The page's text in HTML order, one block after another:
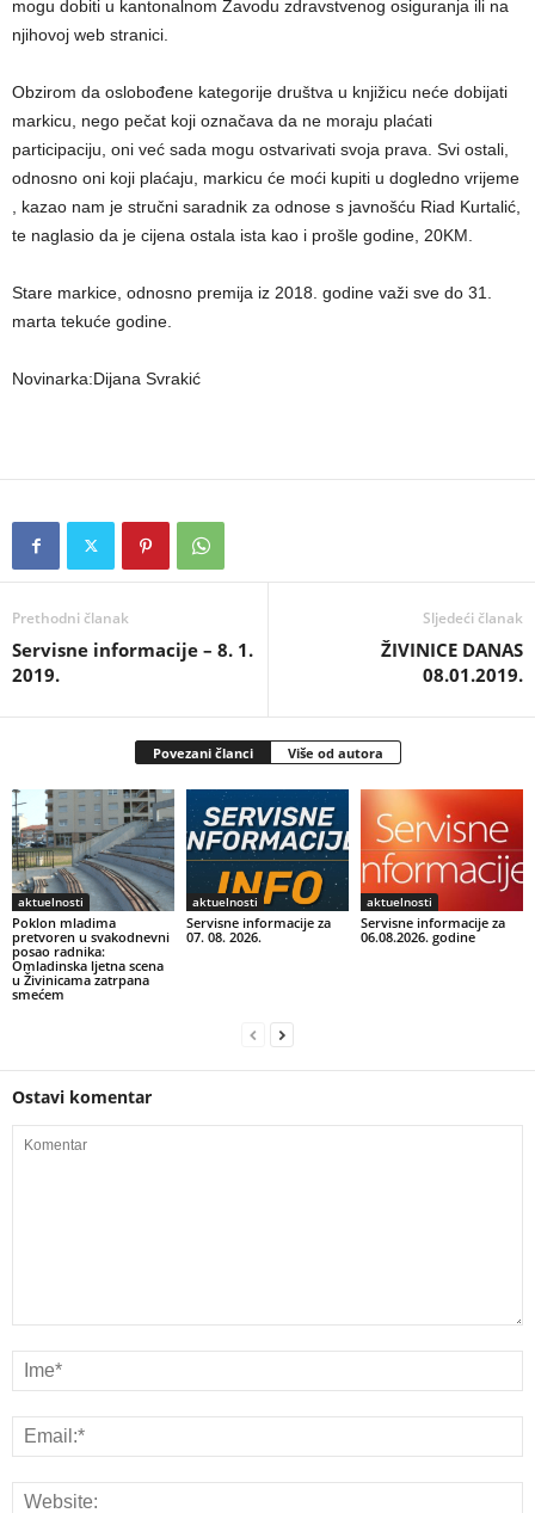
mogu dobiti u kantonalnom Zavodu zdravstvenog osiguranja ili na
njihovoj web stranici.
Obzirom da oslobođene kategorije društva u knjižicu neće dobijati
markicu, nego pečat koji označava da ne moraju plaćati
participaciju, oni već sada mogu ostvarivati svoja prava. Svi ostali,
odnosno oni koji plaćaju, markicu će moći kupiti u dogledno vrijeme
, kazao nam je stručni saradnik za odnose s javnošću Riad Kurtalić,
te naglasio da je cijena ostala ista kao i prošle godine, 20KM.
Stare markice, odnosno premija iz 2018. godine važi sve do 31.
marta tekuće godine.
Novinarka:Dijana Svrakić
Prethodni članak
Servisne informacije – 8. 1.
2019.
Sljedeći članak
ŽIVINICE DANAS
08.01.2019.
Povezani članci Više od autora
aktuelnosti
Poklon mladima
pretvoren u svakodnevni
posao radnika:
Omladinska ljetna scena
u Živinicama zatrpana
smećem
aktuelnosti
Servisne informacije za
07. 08. 2026.
aktuelnosti
Servisne informacije za
06.08.2026. godine
Ostavi komentar